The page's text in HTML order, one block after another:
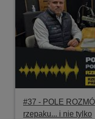
#37 ‐ POLE
rzepaku... i nie tylko